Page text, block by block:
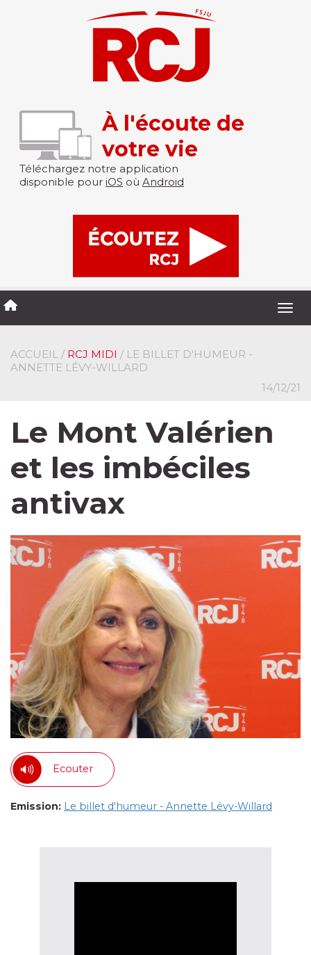
À l'écoute de
votre vie
Téléchargez notre application
disponible pour iOS où Android
ACCUEIL / RCJ MIDI / LE BILLET D'HUMEUR -
ANNETTE LÉVY-WILLARD
14/12/21
Le Mont Valérien
et les imbéciles
antivax
Ecouter
Emission: Le billet d'humeur - Annette Lévy-Willard